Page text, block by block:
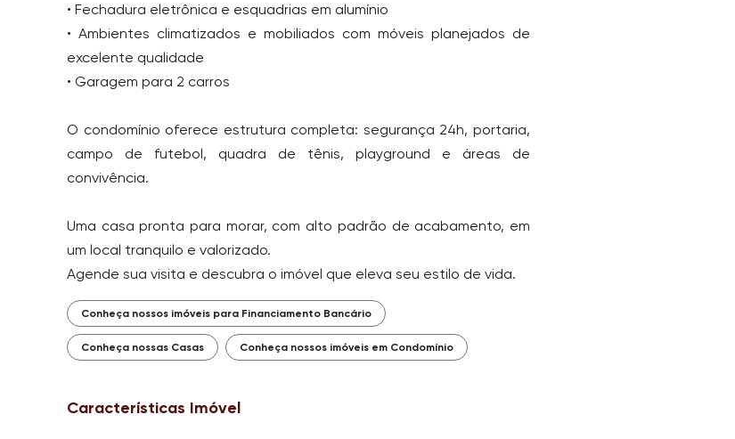
• Fechadura eletrônica e esquadrias em alumínio
• Ambientes climatizados e mobiliados com móveis planejados de
excelente qualidade
• Garagem para 2 carros
O condomínio oferece estrutura completa: segurança 24h, portaria,
campo de futebol, quadra de tênis, playground e áreas de
convivência.
Uma casa pronta para morar, com alto padrão de acabamento, em
um local tranquilo e valorizado.
Agende sua visita e descubra o imóvel que eleva seu estilo de vida.
Conheça nossos imóveis para Financiamento Bancário
Conheça nossas Casas Conheça nossos imóveis em Condomínio
Características Imóvel